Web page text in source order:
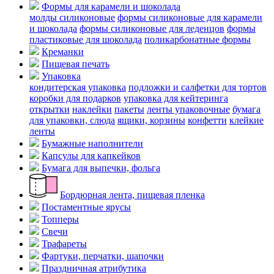
Формы для карамели и шоколада
молды силиконовые формы силиконовые для карамели
и шоколада формы силиконовые для леденцов формы
пластиковые для шоколада поликарбонатные формы
Креманки
Пищевая печать
Упаковка
кондитерская упаковка подложки и салфетки для тортов
коробки для подарков упаковка для кейтеринга
открытки наклейки пакеты ленты упаковочные бумага
для упаковки, слюда ящики, корзины конфетти клейкие
ленты
Бумажные наполнители
Капсулы для капкейков
Бумага для выпечки, фольга
Бордюрная лента, пищевая пленка
Постаментные ярусы
Топперы
Свечи
Трафареты
Фартуки, перчатки, шапочки
Праздничная атрибутика